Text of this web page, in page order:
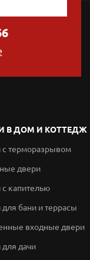
В ДОМ И КОТТЕДЖ
с терморазрывом
двери
капителью
бани и террасы
входные двери
дачи